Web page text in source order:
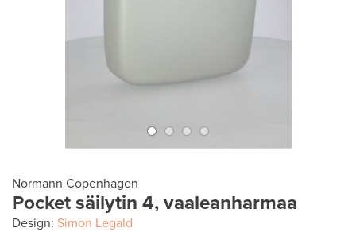
Normann Copenhagen
Pocket säilytin 4, vaaleanharmaa
Design: Simon Legald